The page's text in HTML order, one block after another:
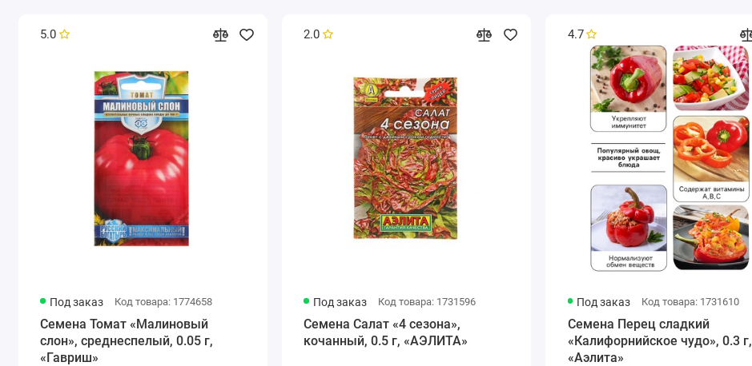
5.0
Под заказ Код товара: 1774658
Семена Томат «Малиновый
слон», среднеспелый, 0.05 г,
«Гавриш»
2.0
Под заказ Код товара: 1731596
Семена Салат «4 сезона»,
кочанный, 0.5 г, «АЭЛИТА»
4.7
Под заказ Код товара: 1731610
Семена Перец сладкий
«Калифорнийское чудо», 0.3 г,
«Аэлита»